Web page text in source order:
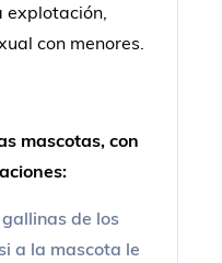
explotación,
con menores.
mascotas, con
de los
a la mascota le